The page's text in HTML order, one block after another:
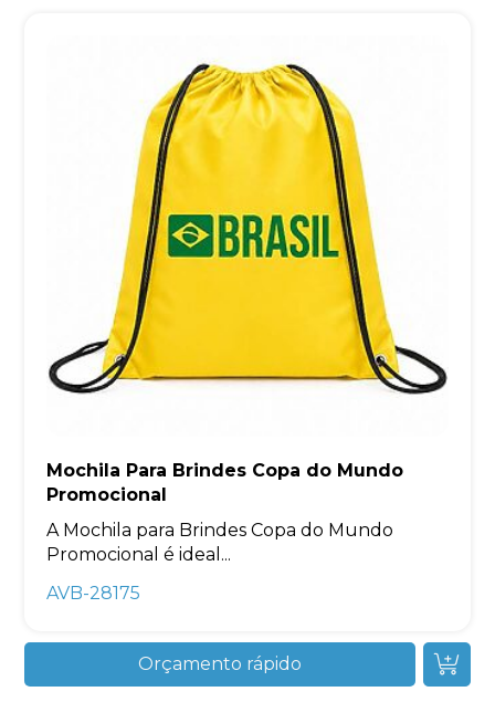
Mochila Para Brindes Copa do Mundo
Promocional
A Mochila para Brindes Copa do Mundo
Promocional é ideal...
AVB-28175
Orçamento rápido